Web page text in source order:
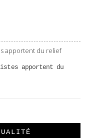
apportent du